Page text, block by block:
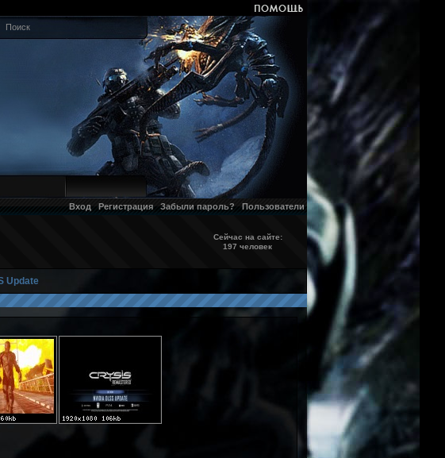
Поиск
Вход Регистрация Забыли пароль? Пользователи
Сейчас на сайте:
197 человек
Update